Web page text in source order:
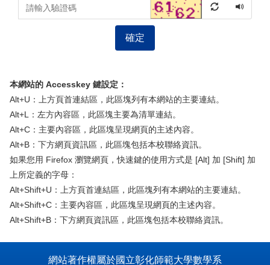
確定
本網站的 Accesskey 鍵設定：
Alt+U：上方頁首連結區，此區塊列有本網站的主要連結。
Alt+L：左方內容區，此區塊主要為清單連結。
Alt+C：主要內容區，此區塊呈現網頁的主述內容。
Alt+B：下方網頁資訊區，此區塊包括本校聯絡資訊。
如果您用 Firefox 瀏覽網頁，快速鍵的使用方式是 [Alt] 加 [Shift] 加
上所定義的字母：
Alt+Shift+U：上方頁首連結區，此區塊列有本網站的主要連結。
Alt+Shift+C：主要內容區，此區塊呈現網頁的主述內容。
Alt+Shift+B：下方網頁資訊區，此區塊包括本校聯絡資訊。
網站著作權屬於國立彰化師範大學數學系